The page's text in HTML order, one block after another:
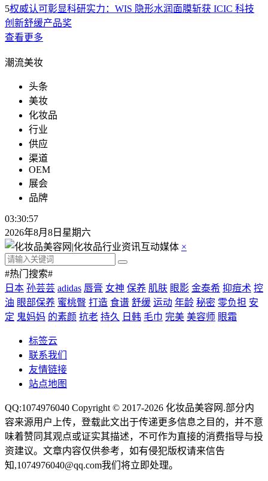
5权威认可彰显科研实力：WIS 隐形水润面膜斩获 ICIC 科技
创新舒缓产品奖
查看更多
潮流美妆
头条
美妆
化妆品
行业
供应
渠道
OEM
展会
品牌
03:30:57
2026年8月8日星期六
×
#热门搜索#
日本 孙芸芸 adidas 唇膏 女神 保养 肌肤 眼影 金泰希 抑痘术 控
油 眼部保养 蜜桃臀 打造 食谱 舒缓 运动 年龄 秘密 零负担 安
定 鬼妈妈 的素颜 抗老 持久 日韩 毛巾 完美 美容师 眼霜
标签云
联系我们
友情链接
站点地图
QQ:1074976040 Copyright © 2017-2026 化妆品美容网 .部分内
容来源用户上传，登载此文出于传递更多信息之目的，并不意
味着赞同其观点或证实其描述，不可作为直接的消费指导与投
资建议。文章内容仅供参考，如有侵犯版权请来信告
知,1074976040@qq.com我们将立即处理。